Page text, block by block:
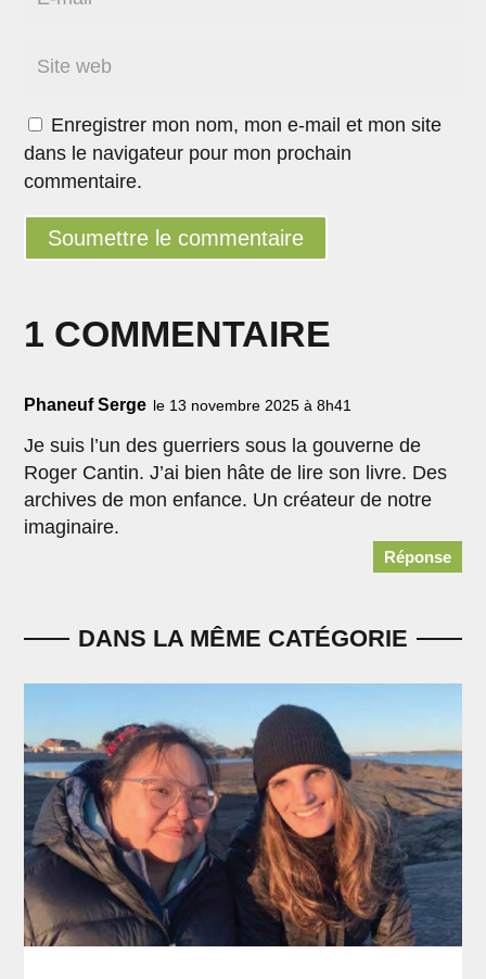
1 COMMENTAIRE
Phaneuf Serge le 13 novembre 2025 à 8h41
Je suis l’un des guerriers sous la gouverne de
Roger Cantin. J’ai bien hâte de lire son livre. Des
archives de mon enfance. Un créateur de notre
imaginaire.
Réponse
Enregistrer mon nom, mon e-mail et mon site
dans le navigateur pour mon prochain
commentaire.
Soumettre le commentaire
DANS LA MÊME CATÉGORIE